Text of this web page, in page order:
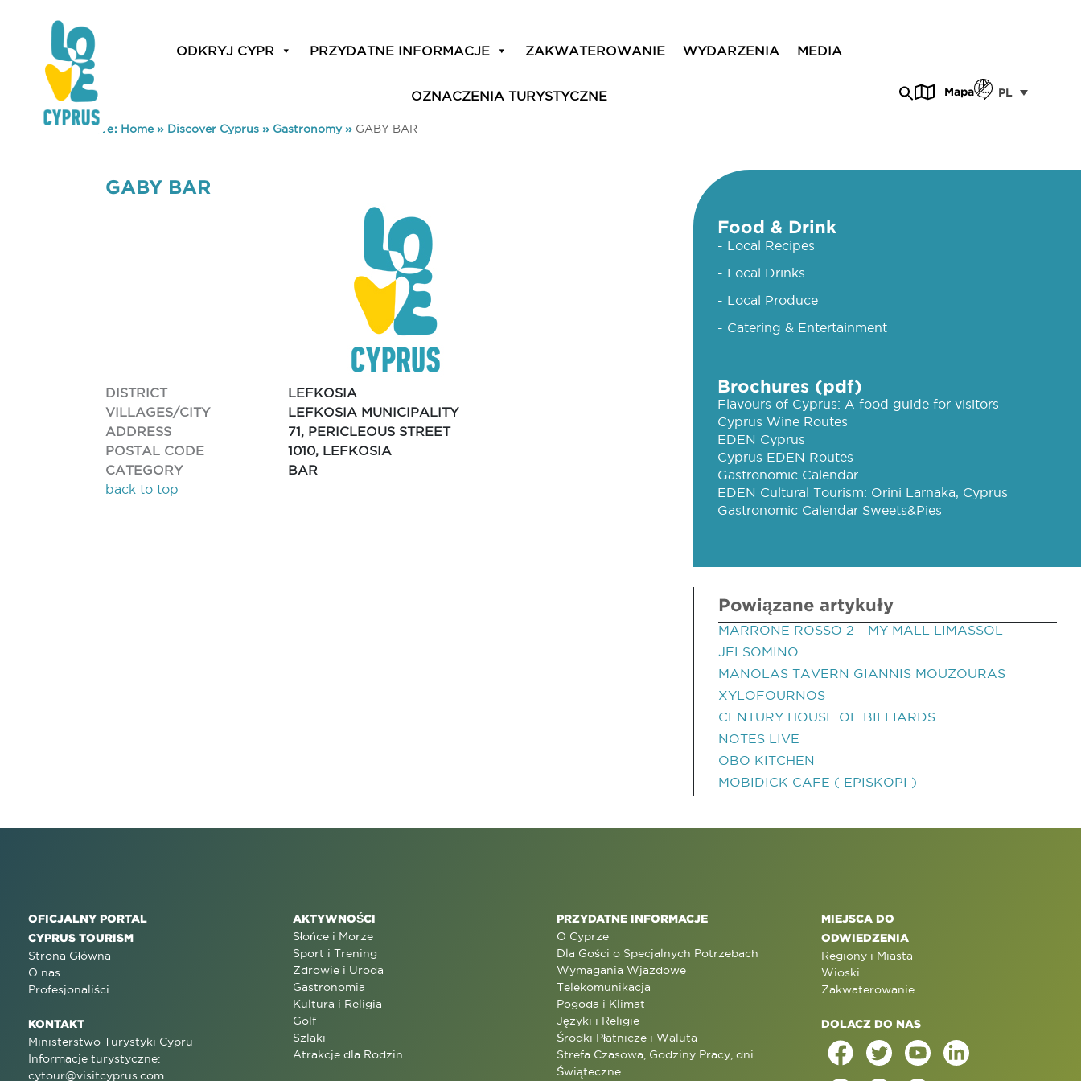
ODKRYJ CYPR PRZYDATNE INFORMACJE ZAKWATEROWANIE WYDARZENIA MEDIA
OZNACZENIA TURYSTYCZNE Mapa PL
You are here: Home» Discover Cyprus » Gastronomy» GABY BAR
GABY BAR
DISTRICT
LEFKOSIA
VILLAGES/CITY
LEFKOSIA MUNICIPALITY
ADDRESS
71, PERICLEOUS STREET
POSTAL CODE
1010, LEFKOSIA
CATEGORY
BAR
back to top
Food & Drink
- Local Recipes
- Local Drinks
- Local Produce
- Catering & Entertainment
Brochures (pdf)
Flavours of Cyprus: A food guide for visitors
Cyprus Wine Routes
EDEN Cyprus
Cyprus EDEN Routes
Gastronomic Calendar
EDEN Cultural Tourism: Orini Larnaka, Cyprus
Gastronomic Calendar Sweets&Pies
Powiązane artykuły
MARRONE ROSSO 2 - MY MALL LIMASSOL
JELSOMINO
MANOLAS TAVERN GIANNIS MOUZOURAS
XYLOFOURNOS
CENTURY HOUSE OF BILLIARDS
NOTES LIVE
OBO KITCHEN
MOBIDICK CAFE ( EPISKOPI )
OFICJALNY PORTAL
CYPRUS TOURISM
Strona Główna
O nas
Profesjonaliści
KONTAKT
Ministerstwo Turystyki Cypru
Informacje turystyczne:
cytour@visitcyprus.com
AKTYWNOŚCI
Słońce i Morze
Sport i Trening
Zdrowie i Uroda
Gastronomia
Kultura i Religia
Golf
Szlaki
Atrakcje dla Rodzin
PRZYDATNE INFORMACJE
O Cyprze
Dla Gości o Specjalnych Potrzebach
Wymagania Wjazdowe
Telekomunikacja
Pogoda i Klimat
Języki i Religie
Środki Płatnicze i Waluta
Strefa Czasowa, Godziny Pracy, dni
Świąteczne
MIEJSCA DO
ODWIEDZENIA
Regiony i Miasta
Wioski
Zakwaterowanie
DOLACZ DO NAS